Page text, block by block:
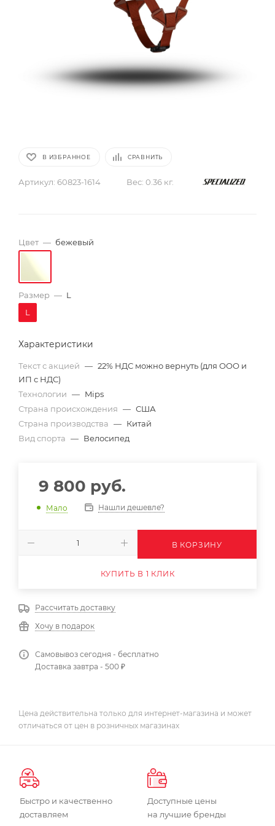
В ИЗБРАННОЕ СРАВНИТЬ
Артикул: 60823-1614 Вес: 0.36 кг.
Цвет — бежевый
Размер — L
L
Характеристики
Текст с акцией — 22% НДС можно вернуть (для ООО и
ИП с НДС)
Технологии — Mips
Страна происхождения — США
Страна производства — Китай
Вид спорта — Велосипед
9 800 руб.
Мало Нашли дешевле?
В КОРЗИНУ
КУПИТЬ В 1 КЛИК
Рассчитать доставку
Хочу в подарок
Самовывоз сегодня - бесплатно
Доставка завтра - 500 ₽
Цена действительна только для интернет-магазина и может
отличаться от цен в розничных магазинах
Быстро и качественно
доставляем
Доступные цены
на лучшие бренды